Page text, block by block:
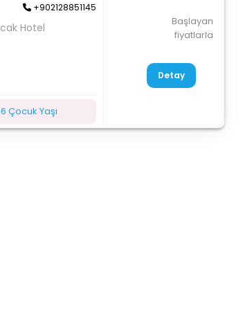
+902128851145
Hotel
Çocuk Yaşı
Başlayan
fiyatlarla
Detay